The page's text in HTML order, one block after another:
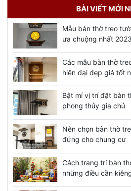
BÀI VIẾT MỚI
Mẫu bàn thờ treo
ưa chuộng nhất 2023
Các mẫu bàn thờ
hiện đại đẹp giá tốt
Bật mí vị trí đặt bàn
phong thủy gia chủ
Nên chọn bàn thờ
đứng cho chung cư
Cách trang trí bàn
những điều cần